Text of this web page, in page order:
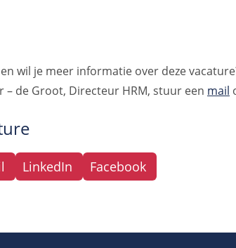
wil je meer informatie over deze
– de Groot, Directeur HRM, stuur een mail
LinkedIn Facebook